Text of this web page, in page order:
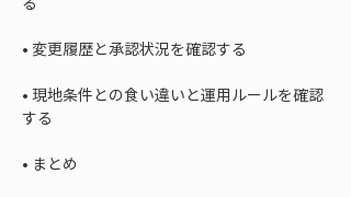
•
• 現地条件との食い違いと運用ルールを確認
• まとめ